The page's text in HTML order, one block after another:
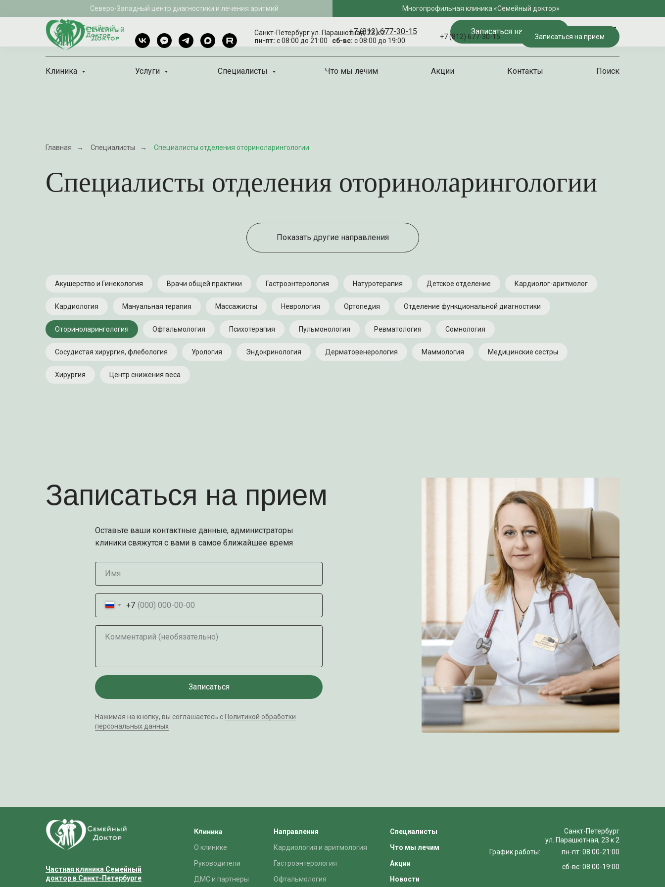
Северо-Западный центр диагностики и лечения аритмий Многопрофильная клиника «Семейный доктор»
+7 (812) 677-30-15 Записаться на прием
Санкт-Петербург ул. Парашютная, 23 к 2
пн-пт: с 08:00 до 21:00 сб-вс: с 08:00 до 19:00
+7 (812) 677-30-15 Записаться на прием
Клиника Услуги Специалисты Что мы лечим Акции Контакты Поиск
Главная → Специалисты → Специалисты отделения оториноларингологии
Специалисты отделения оториноларингологии
Показать другие направления
Акушерство и Гинекология Врачи общей практики Гастроэнтерология Натуротерапия Детское отделение Кардиолог-аритмолог
Кардиология Мануальная терапия Массажисты Неврология Ортопедия Отделение функциональной диагностики
Оториноларингология Офтальмология Психотерапия Пульмонология Ревматология Сомнология
Сосудистая хирургия, флебология Урология Эндокринология Дерматовенерология Маммология Медицинские сестры
Хирургия Центр снижения веса
Записаться на прием
Оставьте ваши контактные данные, администраторы
клиники свяжутся с вами в самое ближайшее время
Имя
+7
Комментарий (необязательно)
Записаться
Нажимая на кнопку, вы соглашаетесь сПолитикой обработки
персональных данных
Частная клиника Семейный
доктор в Санкт-Петербурге
Специалисты
Что мы лечим
Акции
Новости
Санкт-Петербург
ул. Парашютная, 23 к 2
График работы:
пн-пт: 08:00-21:00
сб-вс: 08:00-19:00
Клиника
О клинике
Руководители
ДМС и партнеры
Кардиология и аритмология
Офтальмология
Гастроэнтерология
Направления